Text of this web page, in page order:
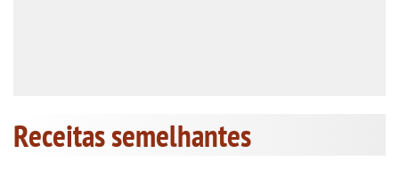
Receitas semelhantes